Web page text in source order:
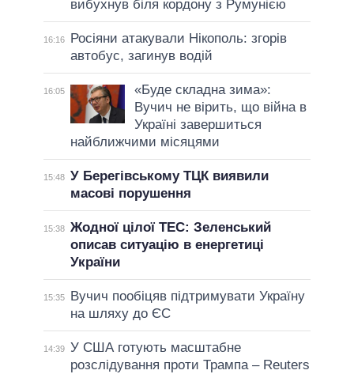
вибухнув біля кордону з Румунією
16:16
Росіяни атакували Нікополь: згорів
автобус, загинув водій
16:05
«Буде складна зима»:
Вучич не вірить, що війна в
Україні завершиться
найближчими місяцями
15:48 У Берегівському ТЦК виявили
масові порушення
15:38 Жодної цілої ТЕС: Зеленський
описав ситуацію в енергетиці
України
15:35
Вучич пообіцяв підтримувати Україну
на шляху до ЄС
14:39 У США готують масштабне
розслідування проти Трампа – Reuters